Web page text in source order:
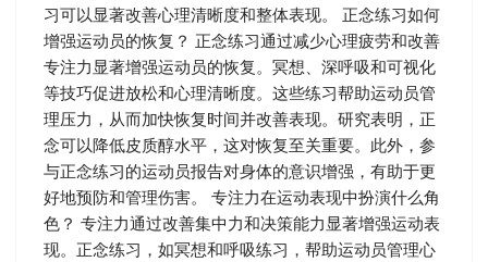
习可以显著改善心理清晰度和整体表现。 正念练习如何
增强运动员的恢复？ 正念练习通过减少心理疲劳和改善
专注力显著增强运动员的恢复。冥想、深呼吸和可视化
等技巧促进放松和心理清晰度。这些练习帮助运动员管
理压力，从而加快恢复时间并改善表现。研究表明，正
念可以降低皮质醇水平，这对恢复至关重要。此外，参
与正念练习的运动员报告对身体的意识增强，有助于更
好地预防和管理伤害。 专注力在运动表现中扮演什么角
色？ 专注力通过改善集中力和决策能力显著增强运动表
现。正念练习，如冥想和呼吸练习，帮助运动员管理心